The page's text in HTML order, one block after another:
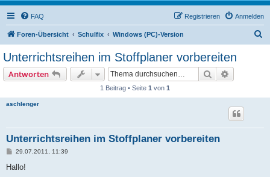
FAQ Anmelden
Registrieren
Foren-Übersicht Schulfix Windows (PC)-Version
Unterrichtsreihen im Stoffplaner vorbereiten
Antworten Suche
1 Beitrag • Seite 1 von 1
aschlenger
Unterrichtsreihen im Stoffplaner vorbereiten
B
i
29.07.2011, 11:39
Hallo!